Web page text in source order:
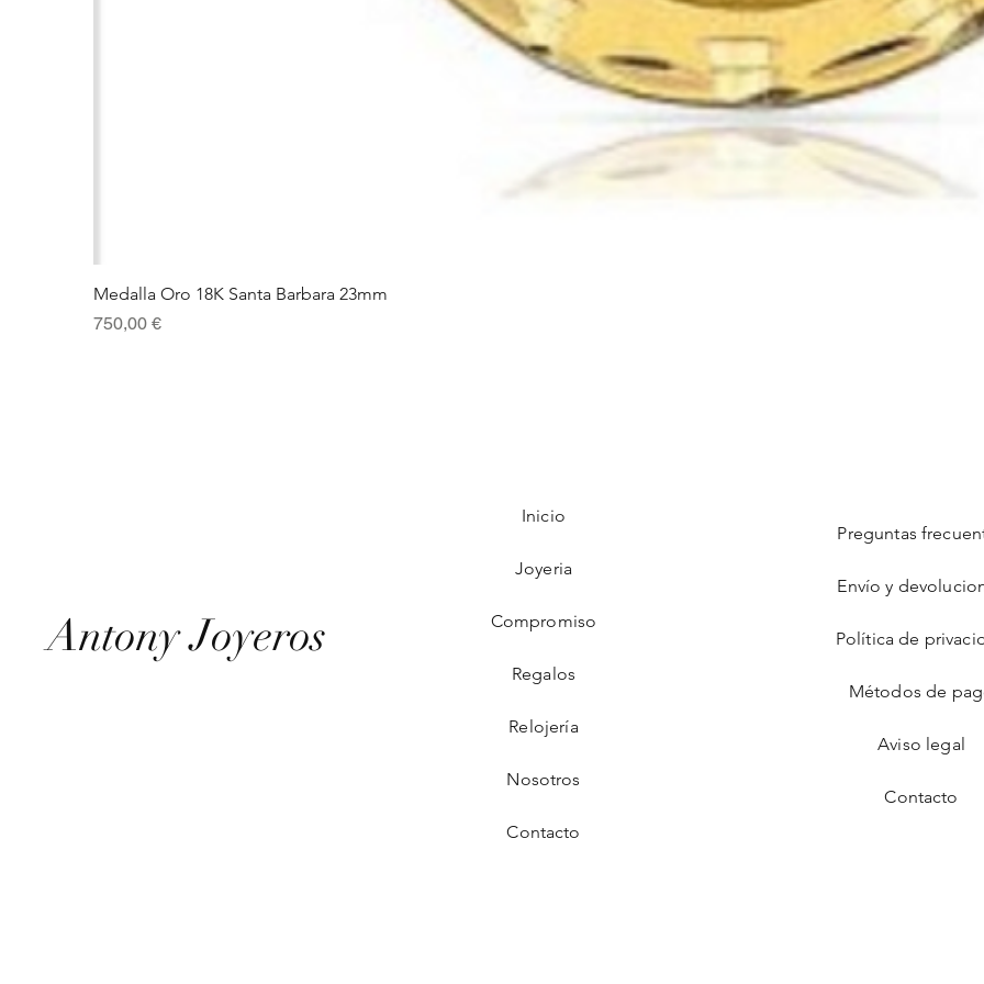
Medalla Oro 18K Santa Barbara 23mm
Precio
750,00 €
Antony Joyeros
Inicio
Joyeria
Compromiso
Regalos
Relojería
Nosotros
Contacto
Preguntas
Envío y
Política de
Métodos de
Aviso legal
Contacto